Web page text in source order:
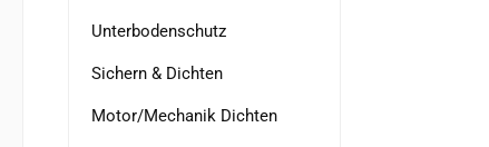
Unterbodenschutz
Sichern & Dichten
Motor/Mechanik Dichten